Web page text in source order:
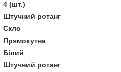
4 (шт.)
Штучний ротанг
Скло
Прямокутна
Білий
Штучний ротанг